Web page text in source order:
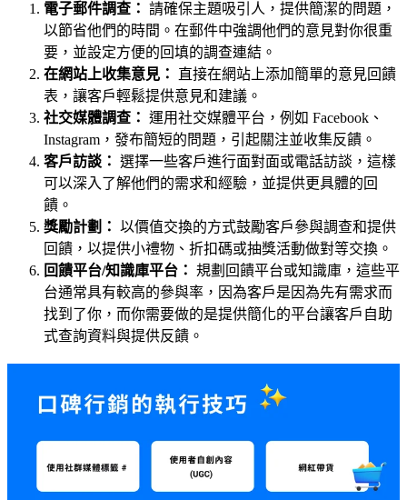
電子郵件調查： 請確保主題吸引人，提供簡潔的問題，
以節省他們的時間。在郵件中強調他們的意見對你很重
要，並設定方便的回填的調查連結。
在網站上收集意見：
直接在網站上添加簡單的意見回饋
表，讓客戶輕鬆提供意見和建議。
社交媒體調查： 運用社交媒體平台，例如 Facebook、
Instagram，發布簡短的問題，引起關注並收集反饋。
客戶訪談： 選擇一些客戶進行面對面或電話訪談，這樣
可以深入了解他們的需求和經驗，並提供更具體的回
饋。
獎勵計劃： 以價值交換的方式鼓勵客戶參與調查和提供
回饋，以提供小禮物、折扣碼或抽獎活動做對等交換。
回饋平台/知識庫平台： 規劃回饋平台或知識庫，這些平
台通常具有較高的參與率，因為客戶是因為先有需求而
找到了你，而你需要做的是提供簡化的平台讓客戶自助
式查詢資料與提供反饋。